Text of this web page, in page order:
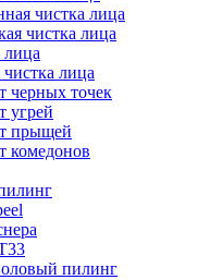
чистка лица
чистка лица
лица
лица
черных точек
угрей
прыщей
комедонов
пилинг